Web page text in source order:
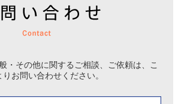
・その他に関するご相談、ご依頼は、
こ
りお問い合わせください。